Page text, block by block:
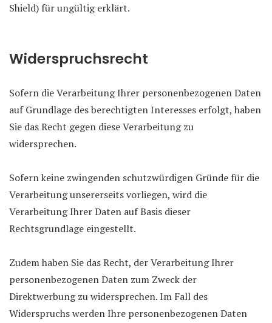
Shield) für ungültig erklärt.
Widerspruchsrecht
Sofern die Verarbeitung Ihrer personenbezogenen Daten
auf Grundlage des berechtigten Interesses erfolgt, haben
Sie das Recht gegen diese Verarbeitung zu
widersprechen.
Sofern keine zwingenden schutzwürdigen Gründe für die
Verarbeitung unsererseits vorliegen, wird die
Verarbeitung Ihrer Daten auf Basis dieser
Rechtsgrundlage eingestellt.
Zudem haben Sie das Recht, der Verarbeitung Ihrer
personenbezogenen Daten zum Zweck der
Direktwerbung zu widersprechen. Im Fall des
Widerspruchs werden Ihre personenbezogenen Daten